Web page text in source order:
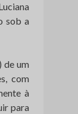
sob a
de um
com
à
para